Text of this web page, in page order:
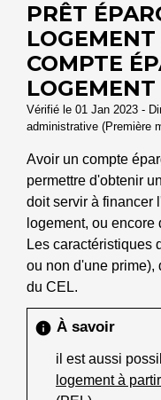
PRÊT
COMPTE
LOGEMENT
Vérifié le 01 Jan 2023 -
administrative (Première
Avoir un compte
permettre d'obtenir
doit servir à financer
logement, ou
Les caractéristiques
ou non d'une prime),
du CEL.
info À savoir
il est aussi
logement à